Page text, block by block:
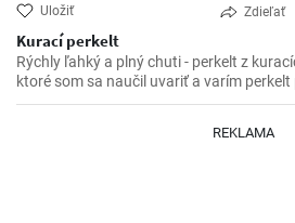
Uložiť Zdieľať
Kurací perkelt
Rýchly ľahký a plný chuti - perkelt z
ktoré som sa naučil uvariť a varím
mesiac. Vynikajúci kurací perkelt s
REKLAMA